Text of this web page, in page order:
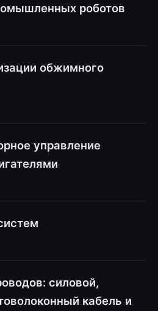
роботов
обжимного
управление
силовой,
кабель и